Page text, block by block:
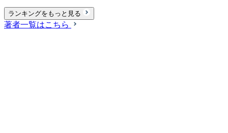
ランキングをもっと見る
著者一覧はこちら